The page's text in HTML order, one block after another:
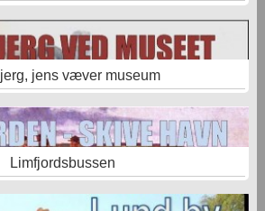
jens væver museum
Limfjordsbussen